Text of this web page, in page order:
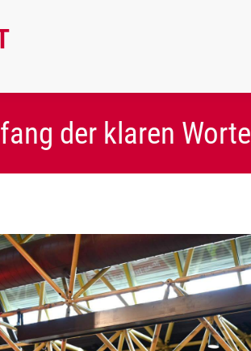
der klaren Worte